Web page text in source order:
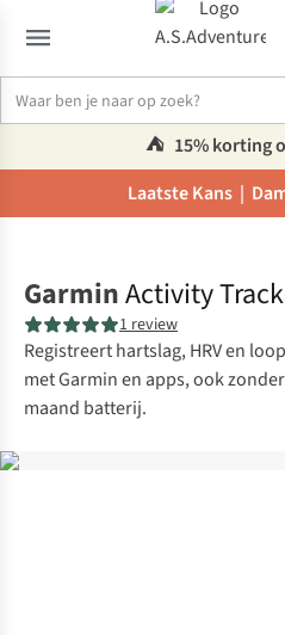
⛺️ 15% korting
Laatste Kans |
GarminActivity
1 review
Registreert hartslag, HRV en
met Garmin en apps, ook
maand batterij.